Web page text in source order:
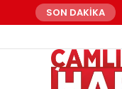
SON DAKİKA